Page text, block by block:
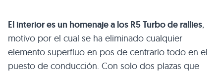
El interior es un homenaje a los R5 Turbo de rallies,
motivo por el cual se ha eliminado cualquier
elemento superfluo en pos de centrarlo todo en el
puesto de conducción. Con solo dos plazas que